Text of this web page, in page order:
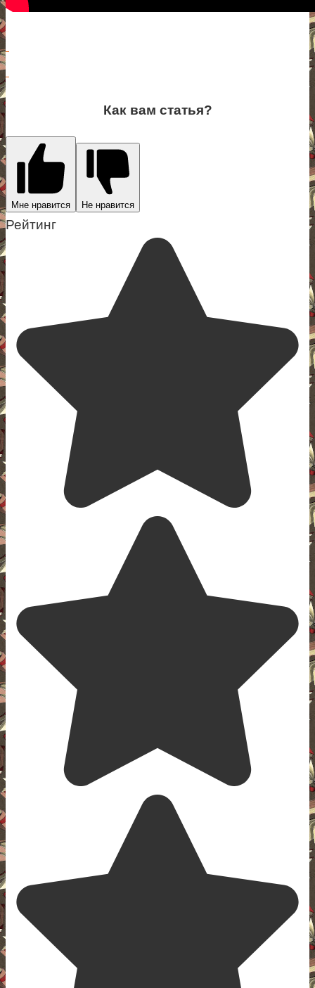
Как вам статья?
Мне нравится Не нравится
Рейтинг